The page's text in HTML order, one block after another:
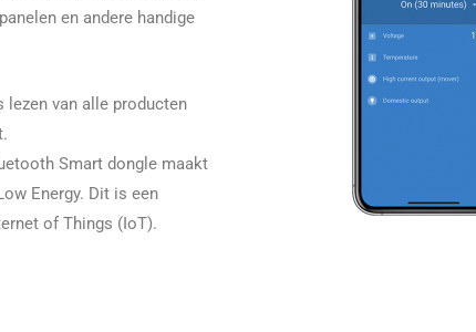
en andere handige
lezen van alle producten
Smart dongle maakt
Energy. Dit is een
of Things (IoT).